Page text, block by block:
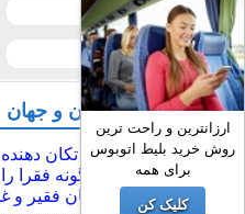
قیمت تبلت
تیتر روزنامه ها
آخرین اخبار ایران و جهان
گزارش تکان‌ دهنده
تورم میان فقیر و
ارزانترین و راحت ترین
روش خرید بلیط اتوبوس
برای همه
کلیک کن